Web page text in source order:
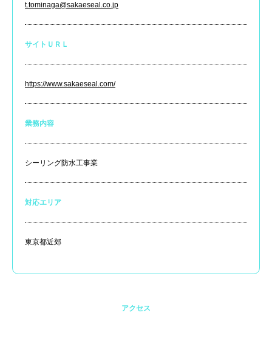
t.tominaga@sakaeseal.co.jp
サイトＵＲＬ
https://www.sakaeseal.com/
業務内容
シーリング防水工事業
対応エリア
東京都近郊
アクセス